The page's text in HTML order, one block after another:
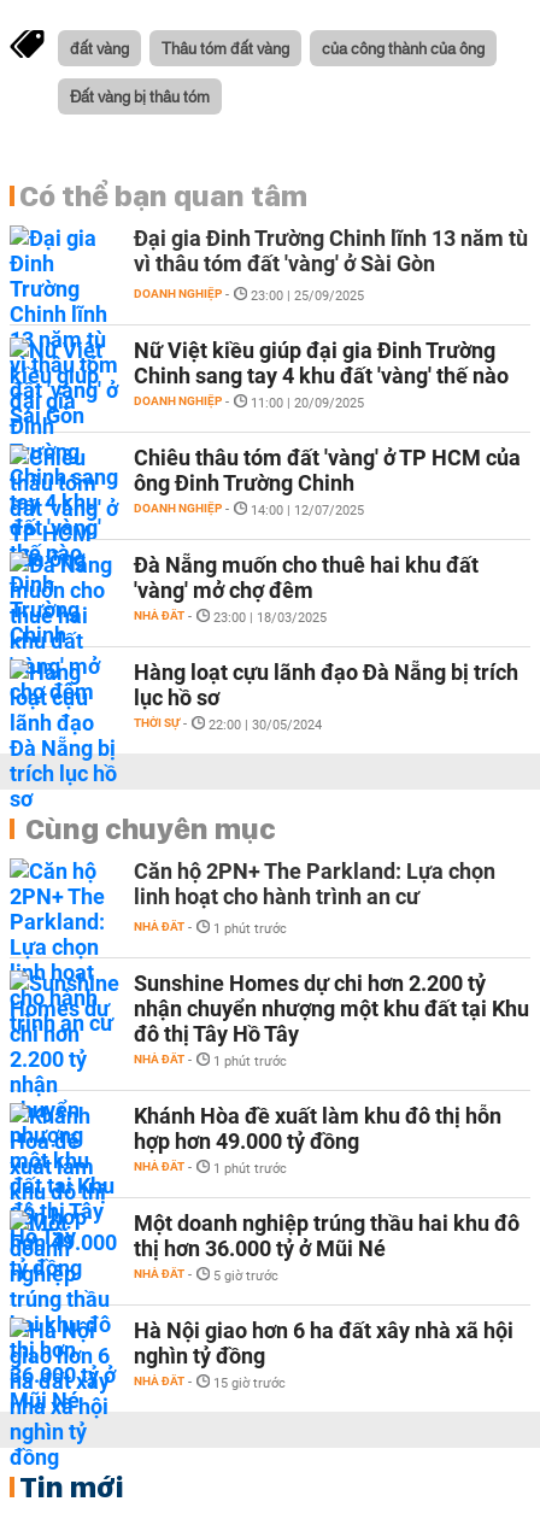
đất vàng Thâu tóm đất vàng của công thành của ông
Đất vàng bị thâu tóm
Có thể bạn quan tâm
Đại gia Đinh Trường Chinh lĩnh 13 năm tù
vì thâu tóm đất 'vàng' ở Sài Gòn
DOANH NGHIỆP - 23:00 | 25/09/2025
Nữ Việt kiều giúp đại gia Đinh Trường
Chinh sang tay 4 khu đất 'vàng' thế nào
DOANH NGHIỆP - 11:00 | 20/09/2025
Chiêu thâu tóm đất 'vàng' ở TP HCM của
ông Đinh Trường Chinh
DOANH NGHIỆP - 14:00 | 12/07/2025
Đà Nẵng muốn cho thuê hai khu đất
'vàng' mở chợ đêm
NHÀ ĐẤT - 23:00 | 18/03/2025
Hàng loạt cựu lãnh đạo Đà Nẵng bị trích
lục hồ sơ
THỜI SỰ - 22:00 | 30/05/2024
Cùng chuyên mục
Căn hộ 2PN+ The Parkland: Lựa chọn
linh hoạt cho hành trình an cư
NHÀ ĐẤT - 1 phút trước
Sunshine Homes dự chi hơn 2.200 tỷ
nhận chuyển nhượng một khu đất tại Khu
đô thị Tây Hồ Tây
NHÀ ĐẤT - 1 phút trước
Khánh Hòa đề xuất làm khu đô thị hỗn
hợp hơn 49.000 tỷ đồng
NHÀ ĐẤT - 1 phút trước
Một doanh nghiệp trúng thầu hai khu đô
thị hơn 36.000 tỷ ở Mũi Né
NHÀ ĐẤT - 5 giờ trước
Hà Nội giao hơn 6 ha đất xây nhà xã hội
nghìn tỷ đồng
NHÀ ĐẤT - 15 giờ trước
Tin mới